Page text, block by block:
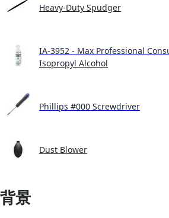
Heavy-Duty Spudger
IA-3952 - Max Professional
Isopropyl Alcohol
Phillips #000 Screwdriver
Dust Blower
背景